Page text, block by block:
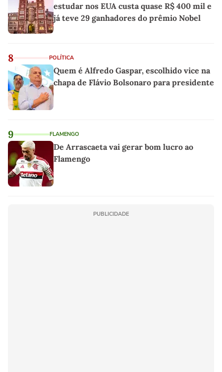
estudar nos EUA custa quase R$ 400 mil e
já teve 29 ganhadores do prêmio Nobel
8 POLÍTICA
Quem é Alfredo Gaspar, escolhido vice na
chapa de Flávio Bolsonaro para presidente
9 FLAMENGO
De Arrascaeta vai gerar bom lucro ao
Flamengo
PUBLICIDADE